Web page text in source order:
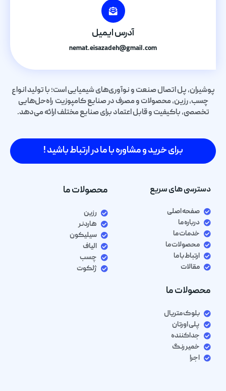
آدرس ایمیل
nemat.eisazadeh@gmail.com
پوشیران، پل اتصال صنعت و نوآوری‌های شیمیایی است؛ با تولید انواع
چسب، رزین، محصولات و مصرف در صنایع کامپوزیت راه‌حل‌هایی
تخصصی، باکیفیت و قابل اعتماد برای صنایع مختلف ارائه می‌دهد.
برای خرید و مشاوره با ما در ارتباط باشید !
دسترسی های سریع
صفحه اصلی
درباره ما
خدمات ما
محصولات ما
ارتباط با ما
مقالات
محصولات ما
رزین
هاردنر
سیلیکون
الیاف
چسب
ژلکوت
محصولات ما
بلوک متریال
پلی اورتان
جداکننده
خمیر رنگ
اجرا